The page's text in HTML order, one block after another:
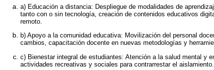
a) Educación a distancia: Despliegue de modalidades de
tanto con o sin tecnología, creación de contenidos educativos
remoto.
b) Apoyo a la comunidad educativa: Movilización del personal
cambios, capacitación docente en nuevas metodologías y
c) Bienestar integral de estudiantes: Atención a la salud mental y
actividades recreativas y sociales para contrarrestar el aislamiento.